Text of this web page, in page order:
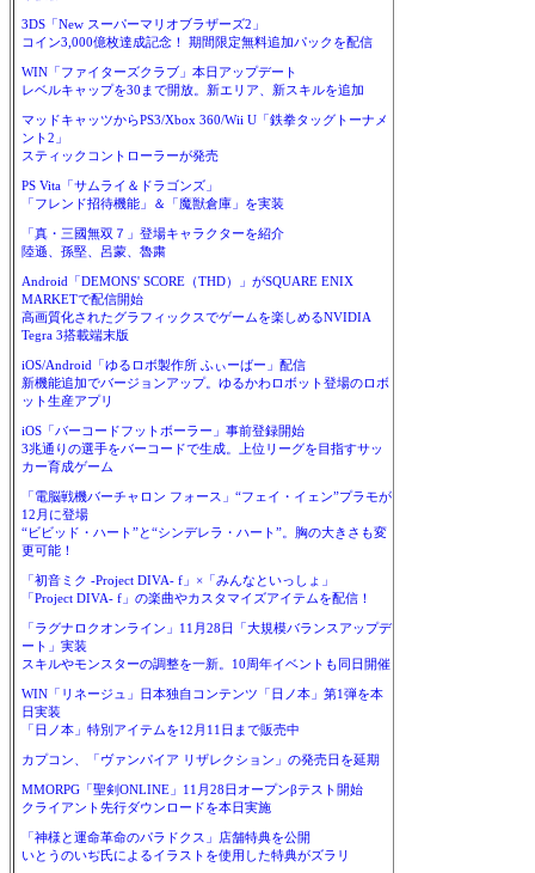
3DS「New スーパーマリオブラザーズ2」
コイン3,000億枚達成記念！ 期間限定無料追加パックを配信
WIN「ファイターズクラブ」本日アップデート
レベルキャップを30まで開放。新エリア、新スキルを追加
マッドキャッツからPS3/Xbox 360/Wii U「鉄拳タッグトーナメ
ント2」
スティックコントローラーが発売
PS Vita「サムライ＆ドラゴンズ」
「フレンド招待機能」＆「魔獣倉庫」を実装
「真・三國無双７」登場キャラクターを紹介
陸遜、孫堅、呂蒙、魯粛
Android「DEMONS' SCORE（THD）」がSQUARE ENIX
MARKETで配信開始
高画質化されたグラフィックスでゲームを楽しめるNVIDIA
Tegra 3搭載端末版
iOS/Android「ゆるロボ製作所 ふぃーばー」配信
新機能追加でバージョンアップ。ゆるかわロボット登場のロボ
ット生産アプリ
iOS「バーコードフットボーラー」事前登録開始
3兆通りの選手をバーコードで生成。上位リーグを目指すサッ
カー育成ゲーム
「電脳戦機バーチャロン フォース」“フェイ・イェン”プラモが
12月に登場
“ビビッド・ハート”と“シンデレラ・ハート”。胸の大きさも変
更可能！
「初音ミク -Project DIVA- f」×「みんなといっしょ」
「Project DIVA- f」の楽曲やカスタマイズアイテムを配信！
「ラグナロクオンライン」11月28日「大規模バランスアップデ
ート」実装
スキルやモンスターの調整を一新。10周年イベントも同日開催
WIN「リネージュ」日本独自コンテンツ「日ノ本」第1弾を本
日実装
「日ノ本」特別アイテムを12月11日まで販売中
カプコン、「ヴァンパイア リザレクション」の発売日を延期
MMORPG「聖剣ONLINE」11月28日オープンβテスト開始
クライアント先行ダウンロードを本日実施
「神様と運命革命のパラドクス」店舗特典を公開
いとうのいぢ氏によるイラストを使用した特典がズラリ